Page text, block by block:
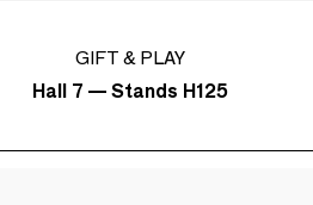
GIFT & PLAY
Hall 7 — Stands H125